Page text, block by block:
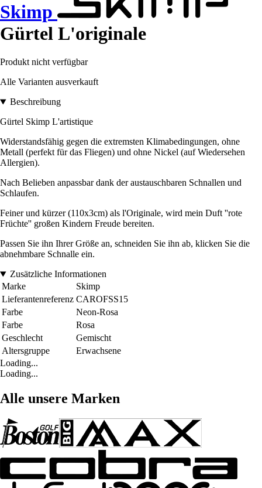
Skimp
Gürtel L'originale
Produkt nicht verfügbar
Alle Varianten ausverkauft
Beschreibung
Gürtel Skimp L'artistique
Widerstandsfähig gegen die extremsten Klimabedingungen, ohne
Metall (perfekt für das Fliegen) und ohne Nickel (auf Wiedersehen
Allergien).
Nach Belieben anpassbar dank der austauschbaren Schnallen und
Schlaufen.
Feiner und kürzer (110x3cm) als l'Originale, wird mein Duft ''rote
Früchte'' großen Kindern Freude bereiten.
Passen Sie ihn Ihrer Größe an, schneiden Sie ihn ab, klicken Sie die
abnehmbare Schnalle ein.
Zusätzliche Informationen
Marke
Skimp
Lieferantenreferenz CAROFSS15
Farbe
Neon-Rosa
Farbe
Rosa
Geschlecht
Gemischt
Altersgruppe
Erwachsene
Loading...
Loading...
Alle unsere Marken